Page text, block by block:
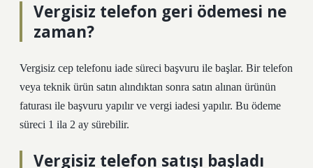
Vergisiz telefon geri ödemesi ne
zaman?
Vergisiz cep telefonu iade süreci başvuru ile başlar. Bir telefon
veya teknik ürün satın alındıktan sonra satın alınan ürünün
faturası ile başvuru yapılır ve vergi iadesi yapılır. Bu ödeme
süreci 1 ila 2 ay sürebilir.
Vergisiz telefon satışı başladı